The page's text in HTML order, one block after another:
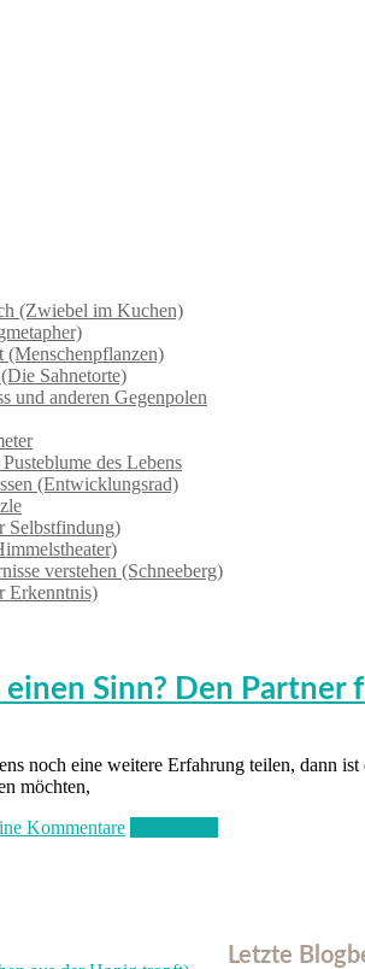
(Zwiebel im Kuchen)
(Menschenpflanzen)
Sahnetorte)
und anderen Gegenpolen
des Lebens
(Entwicklungsrad)
Selbstfindung)
verstehen (Schneeberg)
Erkenntnis)
Sinn? Den
noch eine weitere Erfahrung teilen, dann
möchten,
Kommentare
Letzte